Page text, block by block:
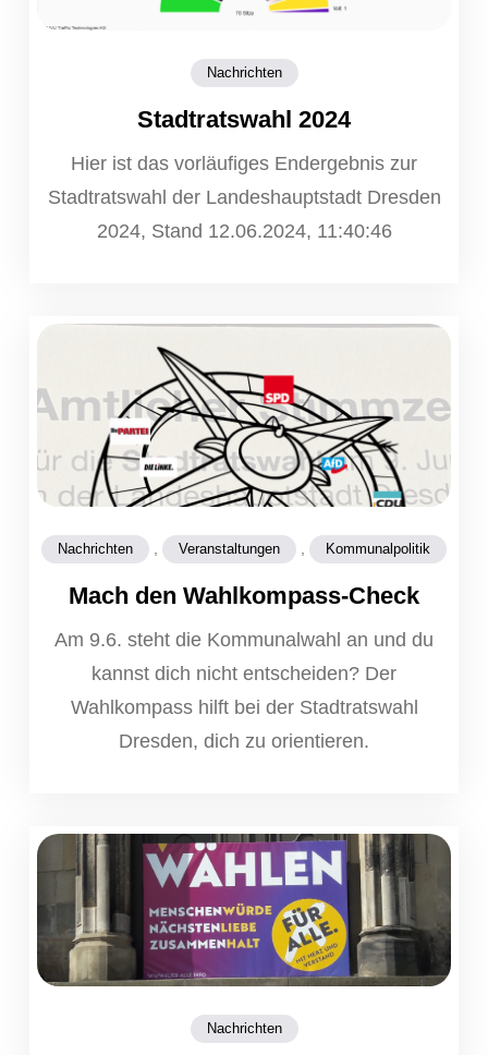
Nachrichten
Stadtratswahl 2024
Hier ist das vorläufiges Endergebnis zur
Stadtratswahl der Landeshauptstadt Dresden
2024, Stand 12.06.2024, 11:40:46
Nachrichten Veranstaltungen Kommunalpolitik
Mach den Wahlkompass-Check
Am 9.6. steht die Kommunalwahl an und du
kannst dich nicht entscheiden? Der
Wahlkompass hilft bei der Stadtratswahl
Dresden, dich zu orientieren.
Nachrichten